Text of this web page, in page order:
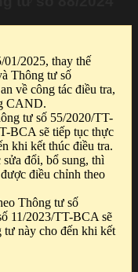
2025, thay thế
Thông tư số
về công tác điều tra,
CAND.
tư số 55/2020/TT-
BCA sẽ tiếp tục thực
khi kết thúc điều tra.
đổi, bổ sung, thì
điều chỉnh theo
Thông tư số
11/2023/TT-BCA sẽ
tư này cho đến khi kết